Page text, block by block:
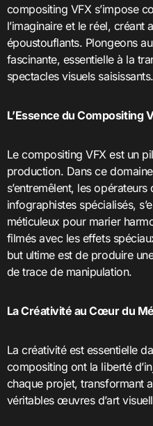
compositing VFX s’impose
l’imaginaire et le réel, créant
époustouflants. Plongeons
fascinante, essentielle à la
spectacles visuels saisissants.
L’Essence du Compositing
Le compositing VFX est un
production. Dans ce
s’entremêlent, les
infographistes spécialisés,
méticuleux pour marier
filmés avec les effets
but ultime est de produire
de trace de manipulation.
La Créativité au Cœur du
La créativité est essentielle
compositing ont la liberté
chaque projet, transformant
véritables œuvres d’art